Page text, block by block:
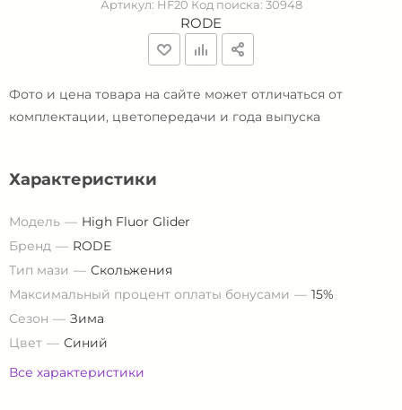
Артикул: HF20 Код поиска: 30948
RODE
Фото и цена товара на сайте может отличаться от
комплектации, цветопередачи и года выпуска
Характеристики
Модель
High Fluor Glider
Бренд
RODE
Тип мази
Скольжения
Максимальный процент оплаты бонусами
15%
Сезон
Зима
Цвет
Синий
Все характеристики